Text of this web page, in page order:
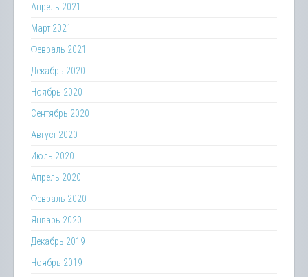
Апрель 2021
Март 2021
Февраль 2021
Декабрь 2020
Ноябрь 2020
Сентябрь 2020
Август 2020
Июль 2020
Апрель 2020
Февраль 2020
Январь 2020
Декабрь 2019
Ноябрь 2019